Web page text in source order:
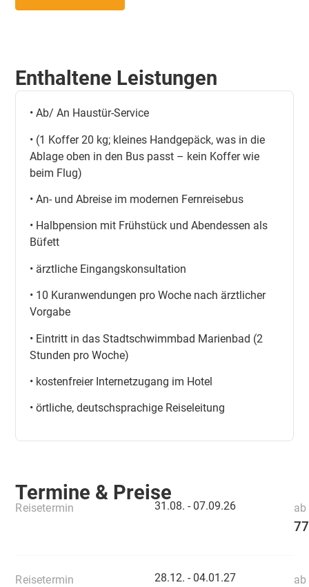
einem rundum stimmigen Erlebnis.
Enthaltene Leistungen
• Ab/ An Haustür-Service
• (1 Koffer 20 kg; kleines Handgepäck, was in die
Ablage oben in den Bus passt – kein Koffer wie
beim Flug)
• An- und Abreise im modernen Fernreisebus
• Halbpension mit Frühstück und Abendessen als
Büfett
• ärztliche Eingangskonsultation
• 10 Kuranwendungen pro Woche nach ärztlicher
Vorgabe
• Eintritt in das Stadtschwimmbad Marienbad (2
Stunden pro Woche)
• kostenfreier Internetzugang im Hotel
• örtliche, deutschsprachige Reiseleitung
Termine & Preise
Reisetermin 31.08. - 07.09.26 ab
Reisetermin 28.12. - 04.01.27 ab